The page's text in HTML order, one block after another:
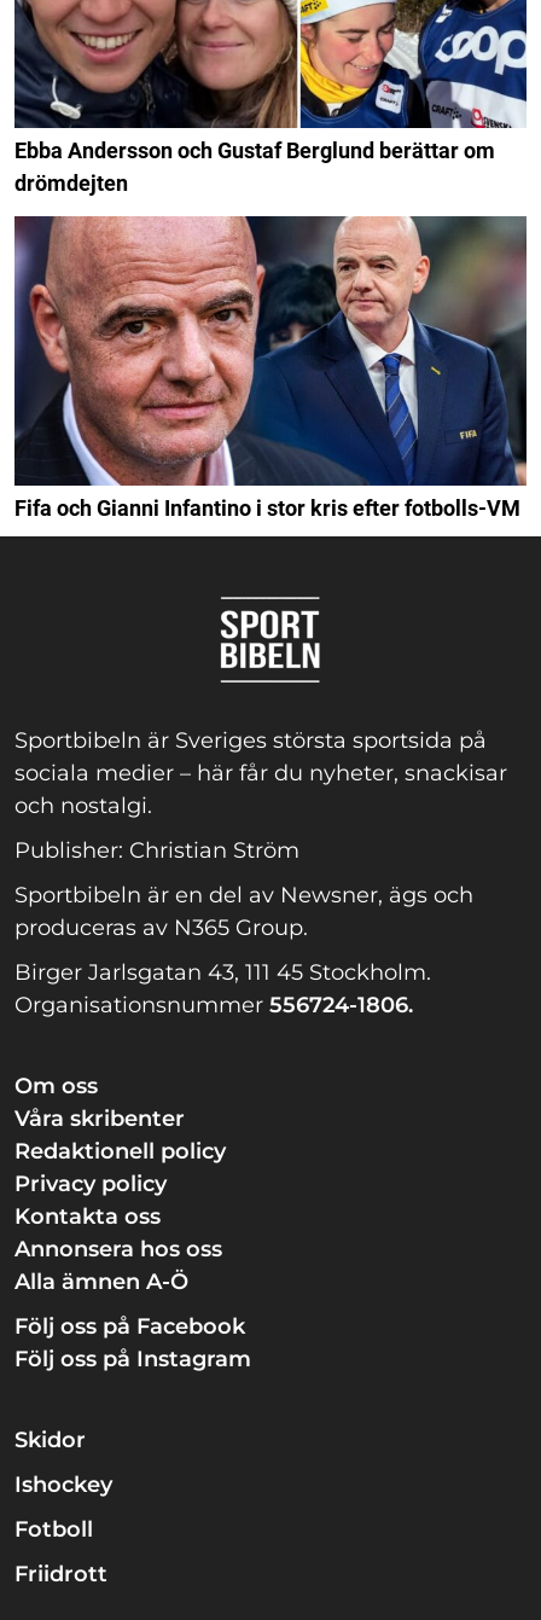
Ebba Andersson och Gustaf Berglund berättar om
drömdejten
Fifa och Gianni Infantino i stor kris efter fotbolls-VM
Sportbibeln är Sveriges största sportsida på
sociala medier – här får du nyheter, snackisar
och nostalgi.
Publisher: Christian Ström
Sportbibeln är en del av Newsner, ägs och
produceras av N365 Group.
Birger Jarlsgatan 43, 111 45 Stockholm.
Organisationsnummer 556724-1806.
Om oss
Våra skribenter
Redaktionell policy
Privacy policy
Kontakta oss
Annonsera hos oss
Alla ämnen A-Ö
Följ oss på Facebook
Följ oss på Instagram
Skidor
Ishockey
Fotboll
Friidrott